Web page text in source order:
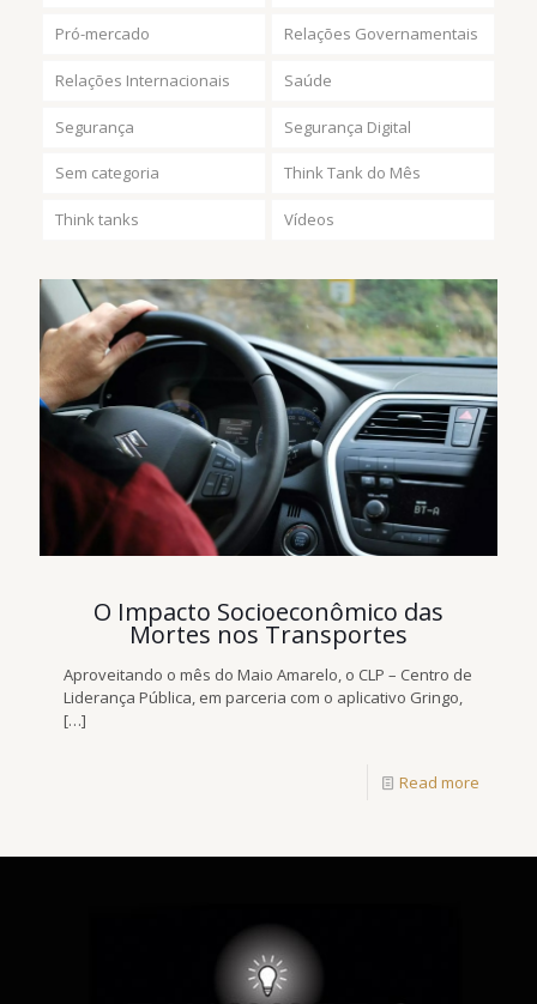
Pró-mercado Relações Governamentais
Relações Internacionais Saúde
Segurança Segurança Digital
Sem categoria Think Tank do Mês
Think tanks Vídeos
O Impacto Socioeconômico das
Mortes nos Transportes
Aproveitando o mês do Maio Amarelo, o CLP – Centro de
Liderança Pública, em parceria com o aplicativo Gringo,
[…]
Read more